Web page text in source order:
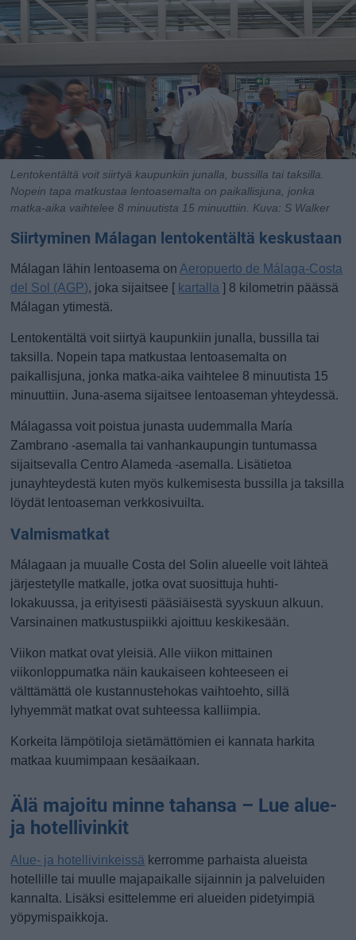
Lentokentältä voit siirtyä kaupunkiin junalla, bussilla tai taksilla.
Nopein tapa matkustaa lentoasemalta on paikallisjuna, jonka
matka-aika vaihtelee 8 minuutista 15 minuuttiin. Kuva: S Walker
Siirtyminen Málagan lentokentältä keskustaan
Málagan lähin lentoasema on Aeropuerto de Málaga-Costa
del Sol (AGP), joka sijaitsee [ kartalla ] 8 kilometrin päässä
Málagan ytimestä.
Lentokentältä voit siirtyä kaupunkiin junalla, bussilla tai
taksilla. Nopein tapa matkustaa lentoasemalta on
paikallisjuna, jonka matka-aika vaihtelee 8 minuutista 15
minuuttiin. Juna-asema sijaitsee lentoaseman yhteydessä.
Málagassa voit poistua junasta uudemmalla María
Zambrano -asemalla tai vanhankaupungin tuntumassa
sijaitsevalla Centro Alameda -asemalla. Lisätietoa
junayhteydestä kuten myös kulkemisesta bussilla ja taksilla
löydät lentoaseman verkkosivuilta.
Valmismatkat
Málagaan ja muualle Costa del Solin alueelle voit lähteä
järjestetylle matkalle, jotka ovat suosittuja huhti-
lokakuussa, ja erityisesti pääsiäisestä syyskuun alkuun.
Varsinainen matkustuspiikki ajoittuu keskikesään.
Viikon matkat ovat yleisiä. Alle viikon mittainen
viikonloppumatka näin kaukaiseen kohteeseen ei
välttämättä ole kustannustehokas vaihtoehto, sillä
lyhyemmät matkat ovat suhteessa kalliimpia.
Korkeita lämpötiloja sietämättömien ei kannata harkita
matkaa kuumimpaan kesäaikaan.
Älä majoitu minne tahansa – Lue alue-
ja hotellivinkit
Alue- ja hotellivinkeissä kerromme parhaista alueista
hotellille tai muulle majapaikalle sijainnin ja palveluiden
kannalta. Lisäksi esittelemme eri alueiden pidetyimpiä
yöpymispaikkoja.